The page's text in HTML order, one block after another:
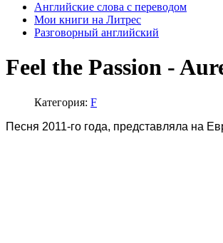
Английские слова с переводом
Мои книги на Литрес
Разговорный английский
Feel the Passion -
Категория: F
Песня 2011-го года, представляла на